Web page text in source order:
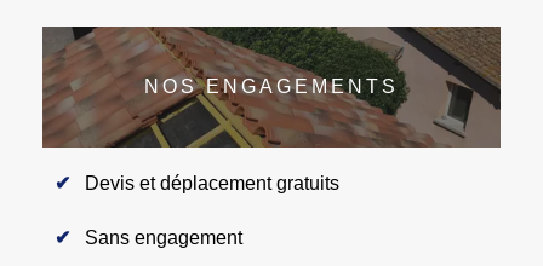
NOS ENGAGEMENTS
Devis et déplacement gratuits
Sans engagement